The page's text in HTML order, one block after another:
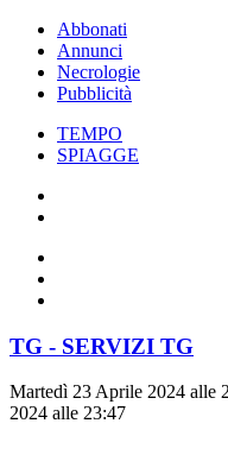
Abbonati
Annunci
Necrologie
Pubblicità
TEMPO
SPIAGGE
TG - SERVIZI TG
Martedì 23 Aprile 2024 alle
2024 alle 23:47